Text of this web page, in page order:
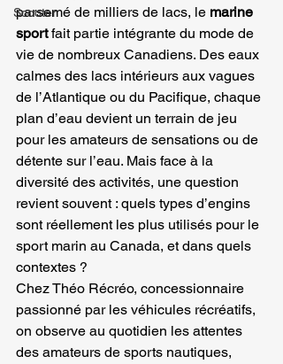
Scooter
parsemé de milliers de lacs, le marine
sport fait partie intégrante du mode de
vie de nombreux Canadiens. Des eaux
calmes des lacs intérieurs aux vagues
de l’Atlantique ou du Pacifique, chaque
plan d’eau devient un terrain de jeu
pour les amateurs de sensations ou de
détente sur l’eau. Mais face à la
diversité des activités, une question
revient souvent : quels types d’engins
sont réellement les plus utilisés pour le
sport marin au Canada, et dans quels
contextes ?
Chez Théo Récréo, concessionnaire
passionné par les véhicules récréatifs,
on observe au quotidien les attentes
des amateurs de sports nautiques,